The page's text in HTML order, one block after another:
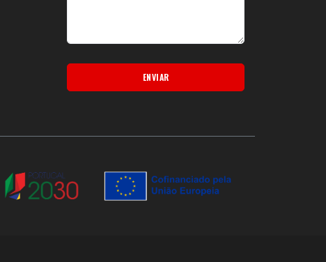
ENVIAR